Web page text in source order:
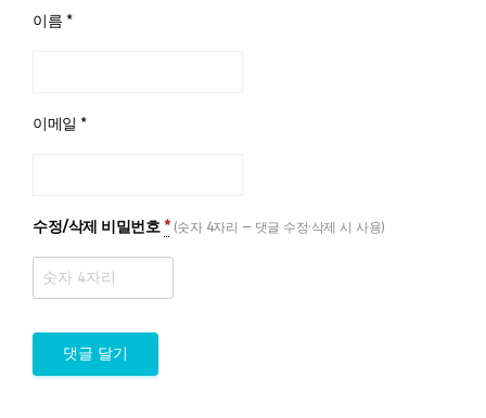
이름 *
이메일 *
수정/삭제 비밀번호 * (숫자 4자리 — 댓글 수정·삭제 시 사용)